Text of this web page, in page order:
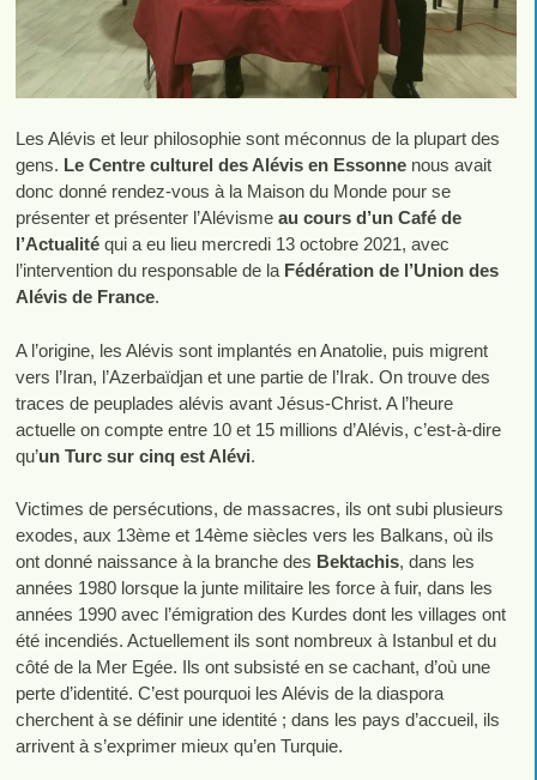
Les Alévis et leur philosophie sont méconnus de la plupart des
gens. Le Centre culturel des Alévis en Essonnenous avait
donc donné rendez-vous à la Maison du Monde pour se
présenter et présenter l’Alévisme au cours d’un Café de
l’Actualité qui a eu lieu mercredi 13 octobre 2021, avec
l’intervention du responsable de la Fédération de l’Union des
Alévis de France.
A l’origine, les Alévis sont implantés en Anatolie, puis migrent
vers l’Iran, l’Azerbaïdjan et une partie de l’Irak. On trouve des
traces de peuplades alévis avant Jésus-Christ. A l’heure
actuelle on compte entre 10 et 15 millions d’Alévis, c’est-à-dire
qu’un Turc sur cinq est Alévi.
Victimes de persécutions, de massacres, ils ont subi plusieurs
exodes, aux 13ème et 14ème siècles vers les Balkans, où ils
ont donné naissance à la branche des Bektachis, dans les
années 1980 lorsque la junte militaire les force à fuir, dans les
années 1990 avec l’émigration des Kurdes dont les villages ont
été incendiés. Actuellement ils sont nombreux à Istanbul et du
côté de la Mer Egée. Ils ont subsisté en se cachant, d’où une
perte d’identité. C’est pourquoi les Alévis de la diaspora
cherchent à se définir une identité ; dans les pays d’accueil, ils
arrivent à s’exprimer mieux qu’en Turquie.